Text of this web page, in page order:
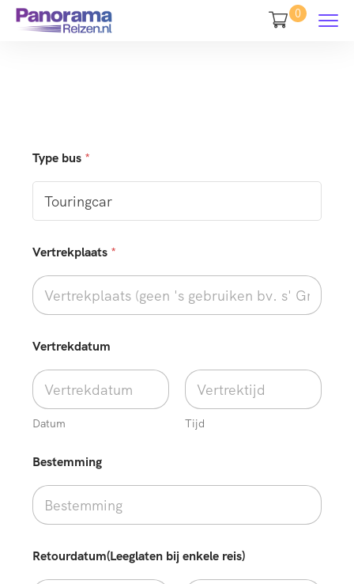
0
Type bus *
Vertrekplaats *
Vertrekdatum
Datum Tijd
Bestemming
Retourdatum(Leeglaten bij enkele reis)